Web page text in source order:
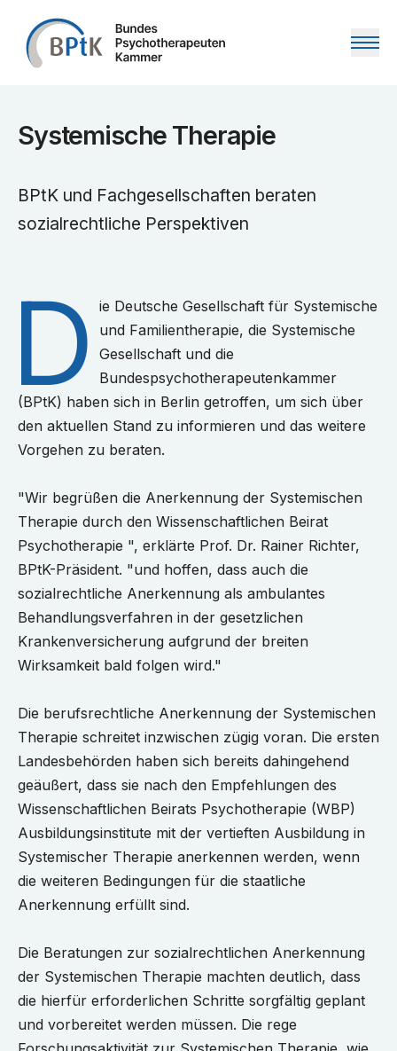
Zum Inhalt springen
Systemische Therapie
BPtK und Fachgesellschaften beraten
sozialrechtliche Perspektiven
D
ie Deutsche Gesellschaft für Systemische
und Familientherapie, die Systemische
Gesellschaft und die
Bundespsychotherapeutenkammer
(BPtK) haben sich in Berlin getroffen, um sich über
den aktuellen Stand zu informieren und das weitere
Vorgehen zu beraten.
"Wir begrüßen die Anerkennung der Systemischen
Therapie durch den Wissenschaftlichen Beirat
Psychotherapie ", erklärte Prof. Dr. Rainer Richter,
BPtK-Präsident. "und hoffen, dass auch die
sozialrechtliche Anerkennung als ambulantes
Behandlungsverfahren in der gesetzlichen
Krankenversicherung aufgrund der breiten
Wirksamkeit bald folgen wird."
Die berufsrechtliche Anerkennung der Systemischen
Therapie schreitet inzwischen zügig voran. Die ersten
Landesbehörden haben sich bereits dahingehend
geäußert, dass sie nach den Empfehlungen des
Wissenschaftlichen Beirats Psychotherapie (WBP)
Ausbildungsinstitute mit der vertieften Ausbildung in
Systemischer Therapie anerkennen werden, wenn
die weiteren Bedingungen für die staatliche
Anerkennung erfüllt sind.
Die Beratungen zur sozialrechtlichen Anerkennung
der Systemischen Therapie machten deutlich, dass
die hierfür erforderlichen Schritte sorgfältig geplant
und vorbereitet werden müssen. Die rege